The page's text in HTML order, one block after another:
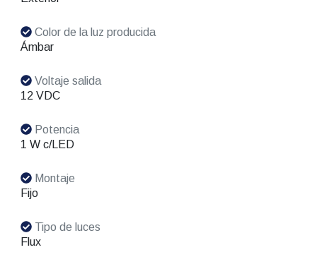
Color de la luz producida
Ámbar
Voltaje salida
12 VDC
Potencia
1 W c/LED
Montaje
Fijo
Tipo de luces
Flux